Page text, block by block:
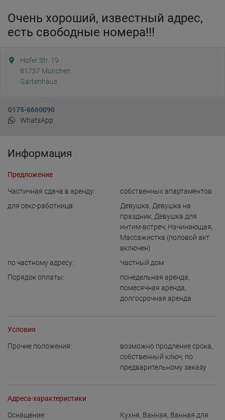
Очень хороший, известный адрес,
есть свободные номера!!!
Hofer Str. 19
81737 München
Gartenhaus
0175-6660090
WhatsApp
Информация
Предложение
Частичная сдача в аренду:
собственных апартаментов
для cекс-работница:
Девушка, Девушка на
праздник, Девушка для
интим-встреч, Начинающая,
Массажистка (половой акт
включен)
по частному адресу:
Частный дом
Порядок оплаты:
понедельная аренда,
помесячная аренда,
долгосрочная аренда
Условия
Прочие положения: возможно продление срока,
собственный ключ, по
предварительному заказу
Адреса-характеристики
Оснащение: Кухня, Ванная, Ванная для